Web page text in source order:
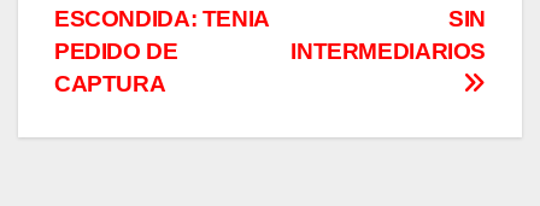
SIN
INTERMEDIARIOS
ESCONDIDA: TENIA
PEDIDO DE
CAPTURA